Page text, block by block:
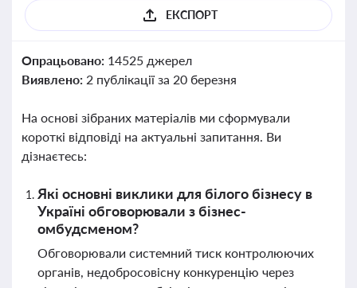
ЕКСПОРТ
Опрацьовано: 14525 джерел
Виявлено: 2 публікації за 20 березня
На основі зібраних матеріалів ми сформували
короткі відповіді на актуальні запитання. Ви
дізнаєтесь:
Які основні виклики для білого бізнесу в
Україні обговорювали з бізнес-
омбудсменом?
Обговорювали системний тиск контролюючих
органів, недобросовісну конкуренцію через